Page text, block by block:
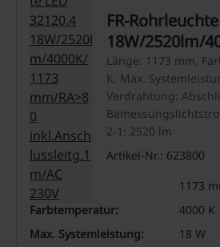
FR-
18W/2520lm/
mm/RA>80
230V
Länge: 1173 mm,
K, Max.
Verdrahtung:
2-1: 2520 lm
Artikel-Nr.: 623800
Länge:
1173
Farbtemperatur:
4000 K
Max. Systemleistung:
18 W